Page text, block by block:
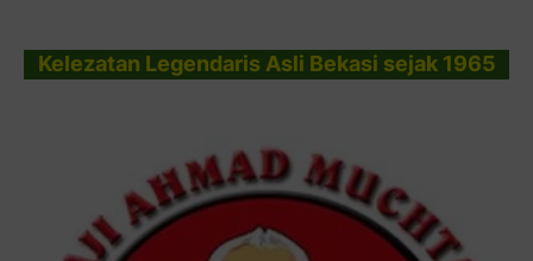
Kelezatan Legendaris Asli Bekasi sejak 1965